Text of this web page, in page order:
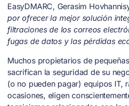
EasyDMARC, Gerasim
por ofrecer la mejor solución
filtraciones de los correos
fugas de datos y las pérdidas
Muchos propietarios de
sacrifican la seguridad de su
(o no pueden pagar) equipos IT,
ocasiones, eligen